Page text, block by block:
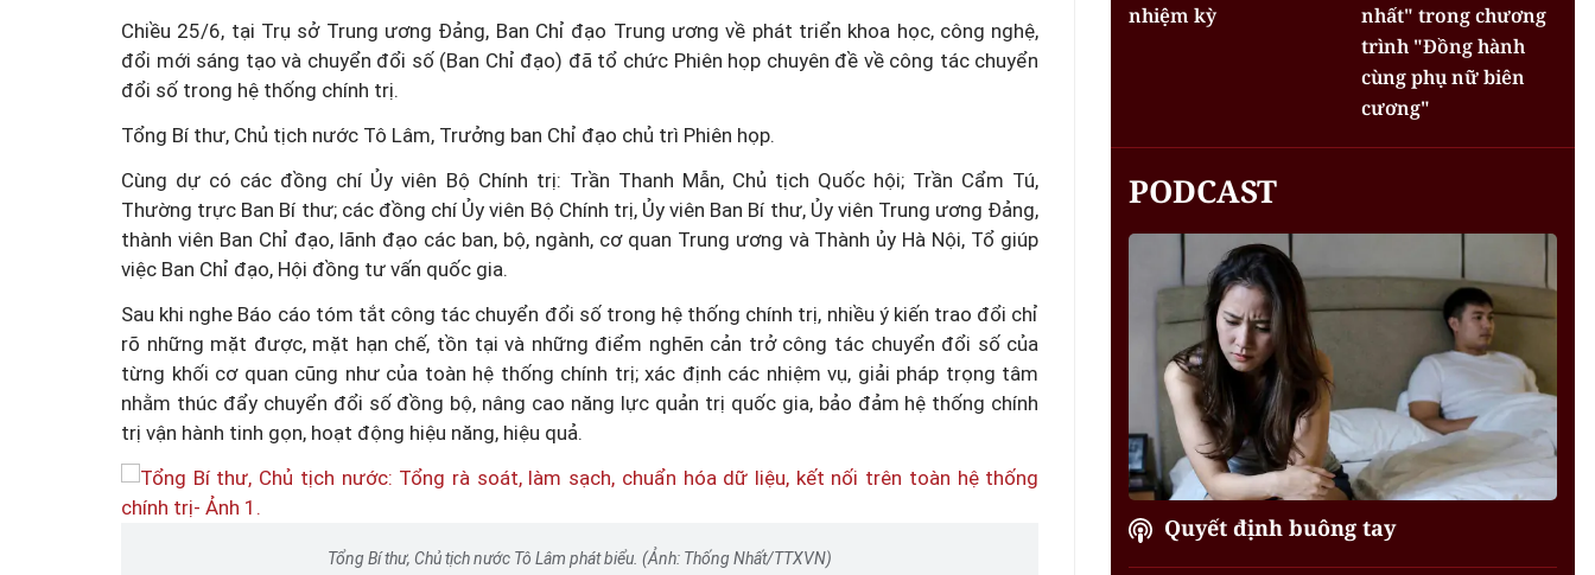
Chiều 25/6, tại Trụ sở Trung ương Đảng, Ban Chỉ đạo Trung ương về phát triển khoa học, công nghệ,
đổi mới sáng tạo và chuyển đổi số (Ban Chỉ đạo) đã tổ chức Phiên họp chuyên đề về công tác chuyển
đổi số trong hệ thống chính trị.
Tổng Bí thư, Chủ tịch nước Tô Lâm, Trưởng ban Chỉ đạo chủ trì Phiên họp.
Cùng dự có các đồng chí Ủy viên Bộ Chính trị: Trần Thanh Mẫn, Chủ tịch Quốc hội; Trần Cẩm Tú,
Thường trực Ban Bí thư; các đồng chí Ủy viên Bộ Chính trị, Ủy viên Ban Bí thư, Ủy viên Trung ương Đảng,
thành viên Ban Chỉ đạo, lãnh đạo các ban, bộ, ngành, cơ quan Trung ương và Thành ủy Hà Nội, Tổ giúp
việc Ban Chỉ đạo, Hội đồng tư vấn quốc gia.
Sau khi nghe Báo cáo tóm tắt công tác chuyển đổi số trong hệ thống chính trị, nhiều ý kiến trao đổi chỉ
rõ những mặt được, mặt hạn chế, tồn tại và những điểm nghẽn cản trở công tác chuyển đổi số của
từng khối cơ quan cũng như của toàn hệ thống chính trị; xác định các nhiệm vụ, giải pháp trọng tâm
nhằm thúc đẩy chuyển đổi số đồng bộ, nâng cao năng lực quản trị quốc gia, bảo đảm hệ thống chính
trị vận hành tinh gọn, hoạt động hiệu năng, hiệu quả.
Tổng Bí thư, Chủ tịch nước Tô Lâm phát biểu. (Ảnh: Thống Nhất/TTXVN)
nhiệm kỳ
nhất" trong chương
trình "Đồng hành
cùng phụ nữ biên
cương"
PODCAST
Quyết định buông tay